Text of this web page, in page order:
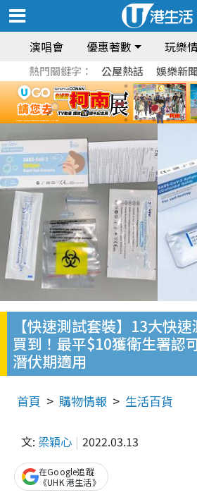
演唱會 優惠著數 玩樂
熱門關鍵字： 公屋熱話 娛樂新聞
【快速測試套裝】13大快
買到！最平$10獲衛生署認
潛伏期適用
首頁 購物情報 生活百貨
文: 梁穎心 2022.03.13
在Google追蹤
《UHK 港生活》